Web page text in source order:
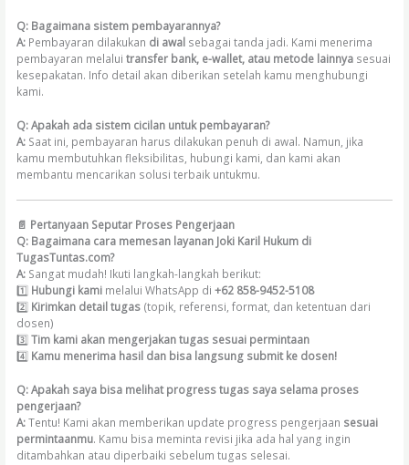
Q: Bagaimana sistem pembayarannya?
A: Pembayaran dilakukan di awal sebagai tanda jadi. Kami menerima
pembayaran melaluitransfer bank, e-wallet, atau metode lainnya sesuai
kesepakatan. Info detail akan diberikan setelah kamu menghubungi
kami.
Q: Apakah ada sistem cicilan untuk pembayaran?
A: Saat ini, pembayaran harus dilakukan penuh di awal. Namun, jika
kamu membutuhkan fleksibilitas, hubungi kami, dan kami akan
membantu mencarikan solusi terbaik untukmu.
📄 Pertanyaan Seputar Proses Pengerjaan
Q: Bagaimana cara memesan layanan Joki Karil Hukum di
TugasTuntas.com?
A: Sangat mudah! Ikuti langkah-langkah berikut:
1️⃣ Hubungi kami melalui WhatsApp di+62 858-9452-5108
2️⃣ Kirimkan detail tugas (topik, referensi, format, dan ketentuan dari
dosen)
3️⃣Tim kami akan mengerjakan tugas sesuai permintaan
4️⃣ Kamu menerima hasil dan bisa langsung submit ke dosen!
Q: Apakah saya bisa melihat progress tugas saya selama proses
pengerjaan?
A:Tentu! Kami akan memberikan update progress pengerjaan sesuai
permintaanmu. Kamu bisa meminta revisi jika ada hal yang ingin
ditambahkan atau diperbaiki sebelum tugas selesai.